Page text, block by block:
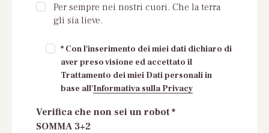
Per sempre nei nostri cuori. Che la terra
gli sia lieve.
* Con l'inserimento dei miei dati dichiaro di
aver preso visione ed accettato il
Trattamento dei miei Dati personali in
base all'Informativa sulla Privacy
Verifica che non sei un robot *
SOMMA 3+2